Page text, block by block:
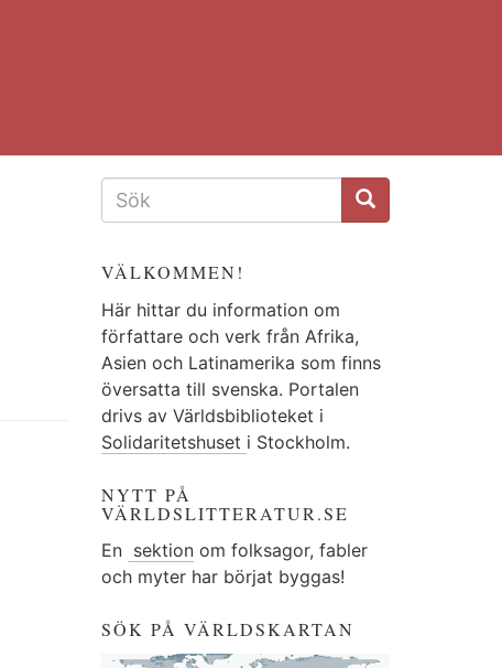
SÖKFORMULÄR
VÄLKOMMEN!
Här hittar du information om
författare och verk från Afrika,
Asien och Latinamerika som finns
översatta till svenska. Portalen
drivs av Världsbiblioteket i
Solidaritetshuset i Stockholm.
NYTT PÅ
VÄRLDSLITTERATUR.SE
En sektionom folksagor, fabler
och myter har börjat byggas!
SÖK PÅ VÄRLDSKARTAN